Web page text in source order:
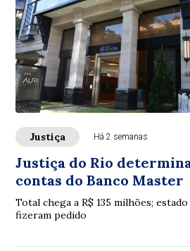
Justiça Há 2 semanas
Justiça do Rio
contas do Banco Master
Total chega a R$ 135 milhões;
fizeram pedido